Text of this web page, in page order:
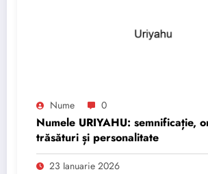
Nume 0
Numele URIYAHU: semnificație,
trăsături și personalitate
23 Ianuarie 2026